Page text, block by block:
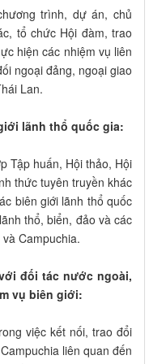
trình, dự án, chủ
tổ chức Hội đàm, trao
hiện các nhiệm vụ liên
ngoại đảng, ngoại giao
Lan.
lãnh thổ quốc gia:
Tập huấn, Hội thảo, Hội
thức tuyên truyền khác
biên giới lãnh thổ quốc
thổ, biển, đảo và các
Campuchia.
đối tác nước ngoài,
vụ biên giới:
việc kết nối, trao đổi
liên quan đến